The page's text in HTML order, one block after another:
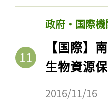
政府・国際
【国際】
生物資源
2016/11/16